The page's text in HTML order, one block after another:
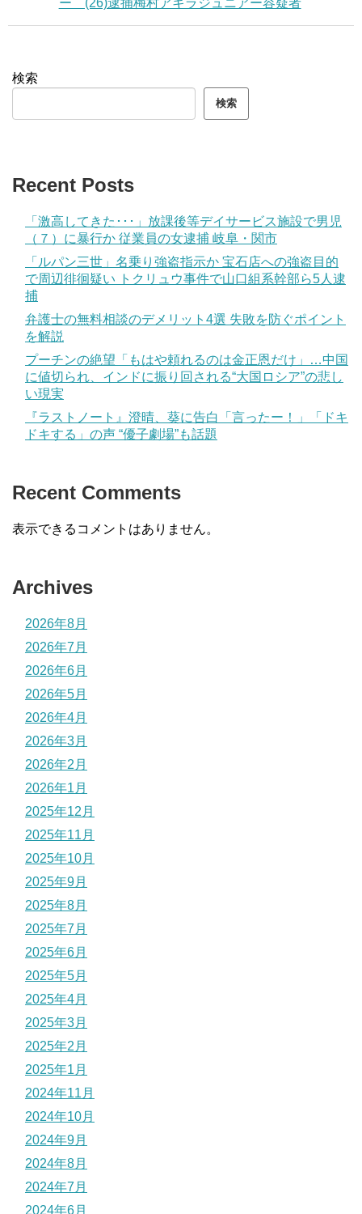
ー (26)逮捕梅村アキラジュニアー容疑者
検索
検索
Recent Posts
「激高してきた･･･」放課後等デイサービス施設で男児
（７）に暴行か 従業員の女逮捕 岐阜・関市
「ルパン三世」名乗り強盗指示か 宝石店への強盗目的
で周辺徘徊疑い トクリュウ事件で山口組系幹部ら5人逮
捕
弁護士の無料相談のデメリット4選 失敗を防ぐポイント
を解説
プーチンの絶望「もはや頼れるのは金正恩だけ」…中国
に値切られ、インドに振り回される“大国ロシア”の悲し
い現実
『ラストノート』澄晴、葵に告白「言ったー！」「ドキ
ドキする」の声 “優子劇場”も話題
Recent Comments
表示できるコメントはありません。
Archives
2026年8月
2026年7月
2026年6月
2026年5月
2026年4月
2026年3月
2026年2月
2026年1月
2025年12月
2025年11月
2025年10月
2025年9月
2025年8月
2025年7月
2025年6月
2025年5月
2025年4月
2025年3月
2025年2月
2025年1月
2024年11月
2024年10月
2024年9月
2024年8月
2024年7月
2024年6月